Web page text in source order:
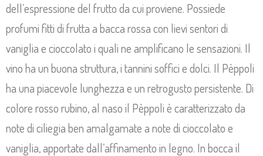
dell’espressione del frutto da cui proviene. Possiede
profumi fitti di frutta a bacca rossa con lievi sentori di
vaniglia e cioccolato i quali ne amplificano le sensazioni. Il
vino ha un buona struttura, i tannini soffici e dolci. Il Pèppoli
ha una piacevole lunghezza e un retrogusto persistente. Di
colore rosso rubino, al naso il Pèppoli è caratterizzato da
note di ciliegia ben amalgamate a note di cioccolato e
vaniglia, apportate dall’affinamento in legno. In bocca il